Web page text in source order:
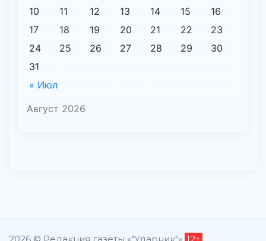
Август 2026
« Июл
10
11 12 13 14 15
16
17
18 19 20 21 22
23
24
25 26 27 28 29
30
31